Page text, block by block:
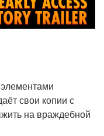
свои копии с
на враждебной